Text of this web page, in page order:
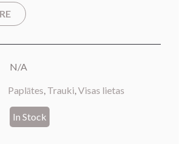
N/A
Paplātes, Trauki,Visas lietas
In Stock